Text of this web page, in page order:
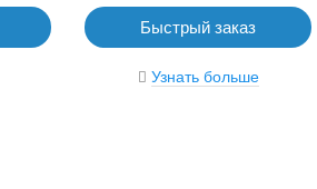
Быстрый заказ
Узнать больше